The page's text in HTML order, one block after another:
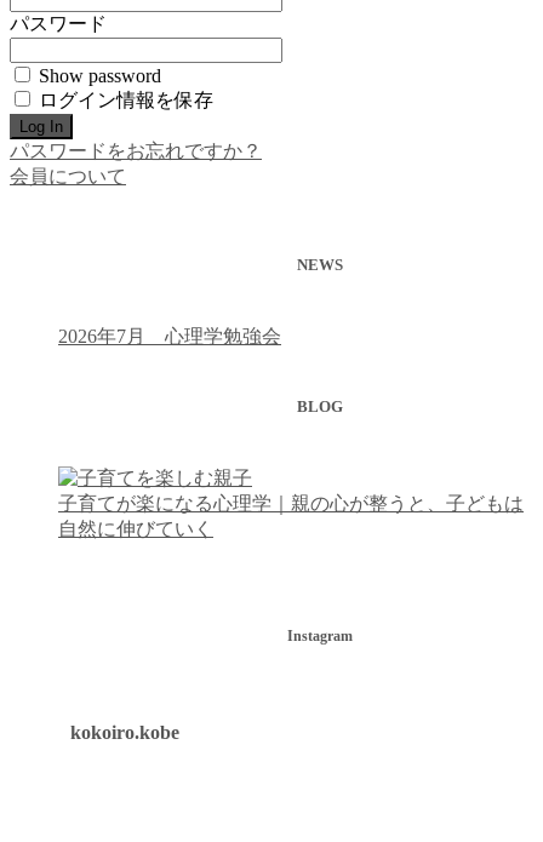
パスワード
Show password
ログイン情報を保存
パスワードをお忘れですか？
会員について
NEWS
2026年7月 心理学勉強会
BLOG
子育てが楽になる心理学｜親の心が整うと、子どもは
自然に伸びていく
Instagram
kokoiro.kobe